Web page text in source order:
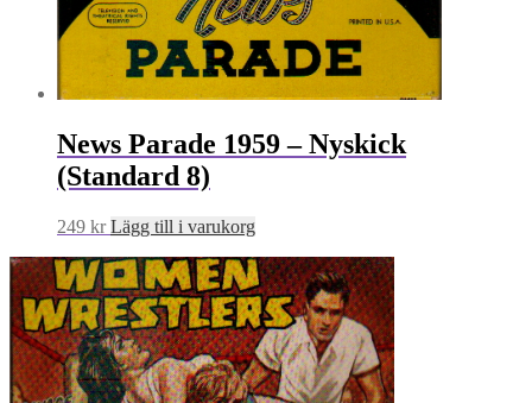
News Parade 1959 – Nyskick
(Standard 8)
249 kr Lägg till i varukorg